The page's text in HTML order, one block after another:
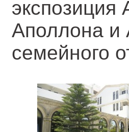
экспозиция
Аполлона и
семейного